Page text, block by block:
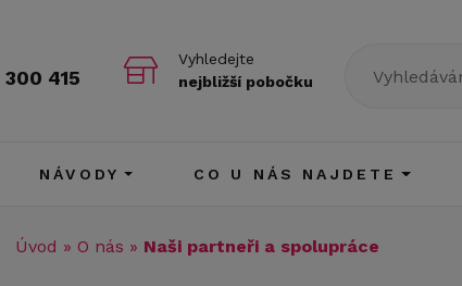
415
Vyhledejte
nejbližší pobočku
NÁVODY CO U NÁS NAJDETE
Úvod » O nás » Naši partneři a spolupráce